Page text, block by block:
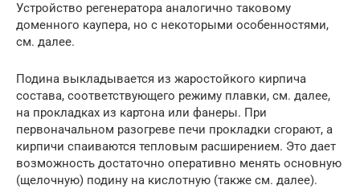
Устройство регенератора аналогично таковому
доменного каупера, но с некоторыми особенностями,
см. далее.
Подина выкладывается из жаростойкого кирпича
состава, соответствующего режиму плавки, см. далее,
на прокладках из картона или фанеры. При
первоначальном разогреве печи прокладки сгорают, а
кирпичи спаиваются тепловым расширением. Это дает
возможность достаточно оперативно менять основную
(щелочную) подину на кислотную (также см. далее).